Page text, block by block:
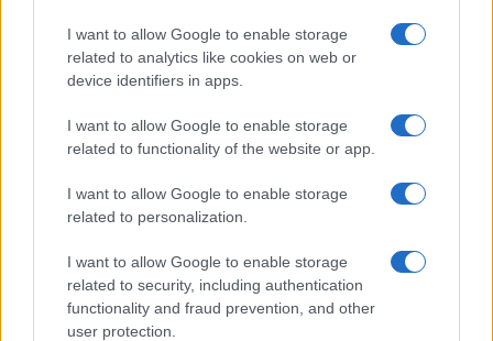
I want to allow Google to enable storage
related to analytics like cookies on web or
device identifiers in apps.
I want to allow Google to enable storage
related to functionality of the website or app.
I want to allow Google to enable storage
related to personalization.
I want to allow Google to enable storage
related to security, including authentication
functionality and fraud prevention, and other
user protection.
άνοιξε τις πύλες του σε όλους